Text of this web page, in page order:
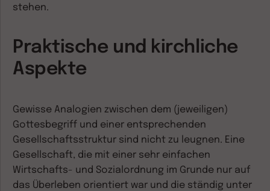
stehen.
Praktische und kirchliche
Aspekte
Gewisse Analogien zwischen dem (jeweiligen)
Gottesbegriff und einer entsprechenden
Gesellschaftsstruktur sind nicht zu leugnen. Eine
Gesellschaft, die mit einer sehr einfachen
Wirtschafts- und Sozialordnung im Grunde nur auf
das Überleben orientiert war und die ständig unter